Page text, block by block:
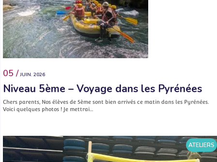
05 / JUIN. 2026
Niveau 5ème – Voyage dans les Pyrénées
Chers parents, Nos élèves de 5ème sont bien arrivés ce matin dans les Pyrénées.
Voici quelques photos ! Je mettrai…
ATELIERS